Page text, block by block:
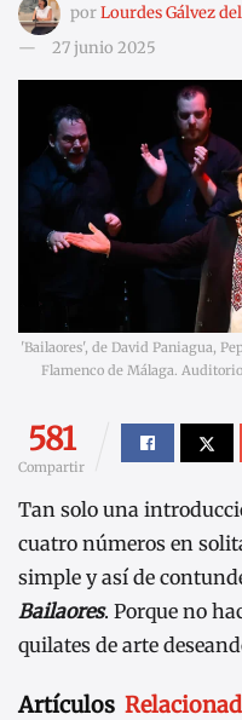
porLourdes Gálvez
27 junio 2025
'Bailaores', de David Paniagua,
Flamenco de Málaga.
581
Compartir
Tan solo una
cuatro números en
simple y así de
Bailaores. Porque no
quilates de arte
Artículos